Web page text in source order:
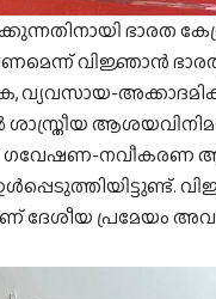
ഭാരത
വിജ്ഞാൻ
വ്യവസായ-
ശാസ്ത്രീയ
ഗവേഷണ-നവീകരണ
പ്രമേയം